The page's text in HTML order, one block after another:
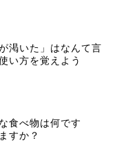
渇いた」はなんて言
い方を覚えよう
食べ物は何です
すか？